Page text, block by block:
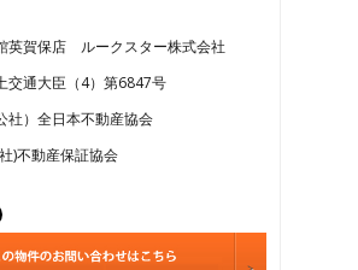
英賀保店 ルークスター株式会社
交通大臣（4）第6847号
社）全日本不動産協会
)不動産保証協会